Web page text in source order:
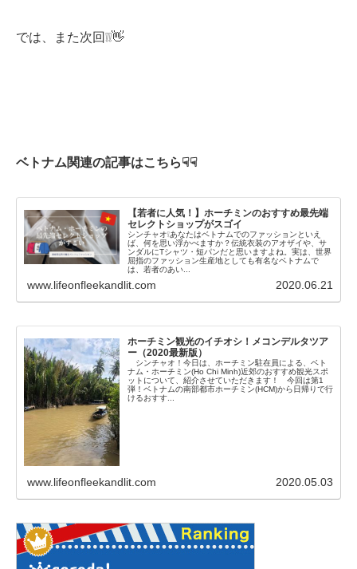
では、また次回❕❕👋
ベトナム関連の記事はこちら☟☟
【若者に人気！】ホーチミンのおすすめ最先端
セレクトショップがスゴイ
シンチャオ❕あなたはベトナムでのファッションといえ
ば、何を思い浮かべますか？伝統衣装のアオザイや、サ
ンダルにTシャツ・短パンだと思いますよね。実は、世界
屈指のファッション生産地としても有名なベトナムで
は、若者のあい...
www.lifeonfleekandlit.com 2020.06.21
ホーチミン観光のイチオシ！メコンデルタツア
ー（2020最新版）
シンチャオ！今日は、ホーチミン駐在員による、ベト
ナム・ホーチミン(Ho Chi Minh)近郊のおすすめ観光スポ
ットについて、紹介させていただきます！ 今回は第1
弾！ベトナムの南部都市ホーチミン(HCM)から日帰りで行
けるおすす...
www.lifeonfleekandlit.com 2020.05.03